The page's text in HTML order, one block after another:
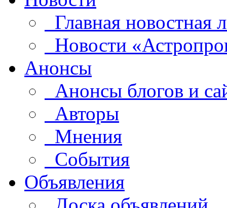
Главная новостная
Новости
Анонсы
Анонсы блогов и
Авторы
Мнения
События
Объявления